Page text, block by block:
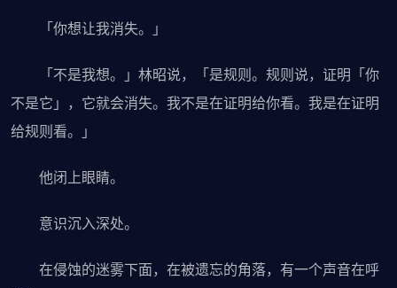
「你想让我消失。」
「不是我想。」林昭说，「是规则。规则说，证明「你
不是它」，它就会消失。我不是在证明给你看。我是在证明
给规则看。」
他闭上眼睛。
意识沉入深处。
在侵蚀的迷雾下面，在被遗忘的角落，有一个声音在呼